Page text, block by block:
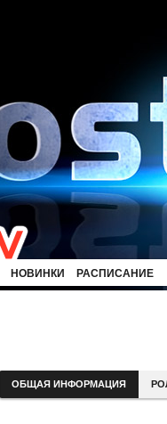
НОВИНКИ РАСПИСАНИЕ
ОБЩАЯ ИНФОРМАЦИЯ